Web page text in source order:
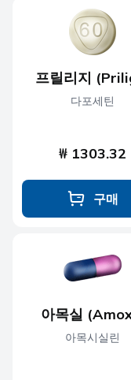
프릴리지
다포세틴
₩ 1303.32
구매
아목실
아목시실린